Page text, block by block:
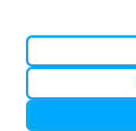
Полоцк - Рига
Минск - Вильнюс
Минск - Варшава
Минск - Москва